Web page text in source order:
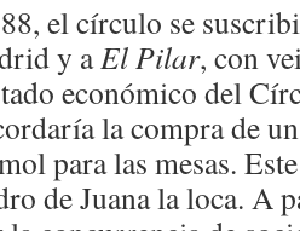
el círculo se
y aEl Pilar, con
económico del
la compra de
para las mesas.
de Juana la loca. A